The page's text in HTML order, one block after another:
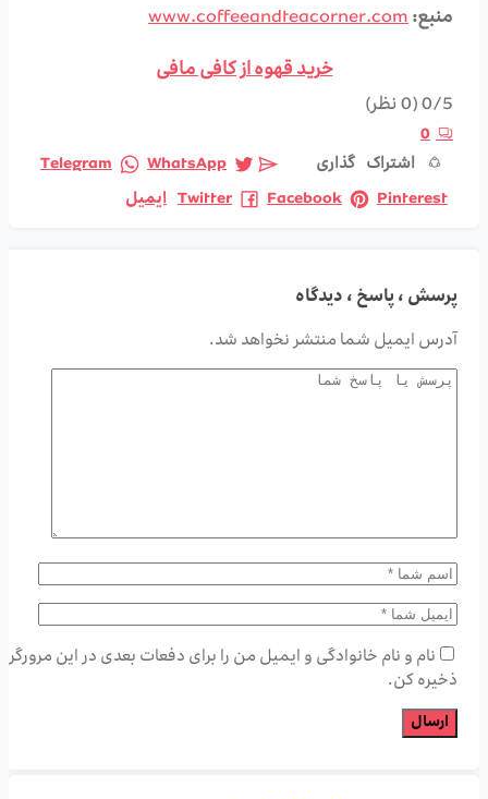
منبع:www.coffeeandteacorner.com
خرید قهوه از کافی مافی
0/5(0 نظر)
0
اشتراک گذاری
Telegram
WhatsApp
Twitter
Facebook Pinterest ایمیل
پرسش ، پاسخ ، دیدگاه
آدرس ایمیل شما منتشر نخواهد شد.
نام و نام خانوادگی و ایمیل من را برای دفعات بعدی در این مرورگر
ذخیره کن.